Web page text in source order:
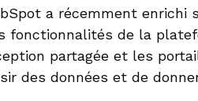
a récemment enrichi
fonctionnalités de la
partagée et les
des données et de